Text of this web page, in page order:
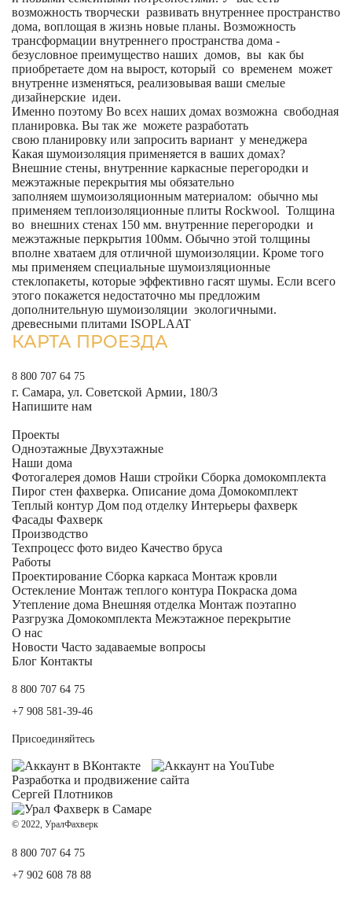
возможность творчески развивать внутреннее пространство
дома, воплощая в жизнь новые планы. Возможность
трансформации внутреннего пространства дома -
безусловное преимущество наших домов, вы как бы
приобретаете дом на вырост, который со временем может
внутренне изменяться, реализовывая ваши смелые
дизайнерские идеи.
Именно поэтому Во всех наших домах возможна свободная
планировка. Вы так же можете разработать
свою планировку или запросить вариант у менеджера
Какая шумоизоляция применяется в ваших домах?
Внешние стены, внутренние каркасные перегородки и
межэтажные перекрытия мы обязательно
заполняем шумоизоляционным материалом: обычно мы
применяем теплоизоляционные плиты Rockwool. Толщина
во внешних стенах 150 мм. внутренние перегородки и
межэтажные перкрытия 100мм. Обычно этой толщины
вполне хватаем для отличной шумоизоляции. Кроме того
мы применяем специальные шумоизляционные
стеклопакеты, которые эффективно гасят шумы. Если всего
этого покажется недостаточно мы предложим
дополнительную шумоизоляции экологичными.
древесными плитами ISOPLAAT
КАРТА ПРОЕЗДА
8 800 707 64 75
г. Самара, ул. Советской Армии, 180/3
Напишите нам
Проекты
Одноэтажные Двухэтажные
Наши дома
Фотогалерея домов Наши стройки Сборка домокомплекта
Пирог стен фахверка. Описание дома Домокомплект
Теплый контур Дом под отделку Интерьеры фахверк
Фасады Фахверк
Производство
Техпроцесс фото видео Качество бруса
Работы
Проектирование Сборка каркаса Монтаж кровли
Остекление Монтаж теплого контура Покраска дома
Утепление дома Внешняя отделка Монтаж поэтапно
Разгрузка Домокомплекта Межэтажное перекрытие
О нас
Новости Часто задаваемые вопросы
Блог Контакты
8 800 707 64 75
+7 908 581-39-46
Присоединяйтесь
Разработка и продвижение сайта
Сергей Плотников
© 2022, УралФахверк
8 800 707 64 75
+7 902 608 78 88